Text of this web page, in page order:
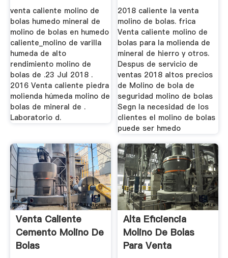
venta caliente molino de
bolas humedo mineral de
molino de bolas en humedo
caliente_molino de varilla
humeda de alto
rendimiento molino de
bolas de .23 Jul 2018 .
2016 Venta caliente piedra
molienda húmeda molino de
bolas de mineral de .
Laboratorio d.
2018 caliente la venta
molino de bolas. frica
Venta caliente molino de
bolas para la molienda de
mineral de hierro y otros.
Despus de servicio de
ventas 2018 altos precios
de Molino de bola de
seguridad molino de bolas
Segn la necesidad de los
clientes el molino de bolas
puede ser hmedo
Venta Caliente
Cemento Molino De
Bolas
Alta Eficiencia
Molino De Bolas
Para Venta